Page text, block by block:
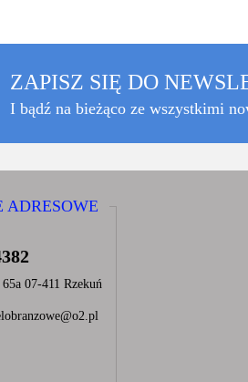
ZAPISZ SIĘ DO
I bądź na bieżąco ze wszystkimi
ADRESOWE
07-411 Rzekuń